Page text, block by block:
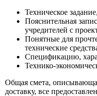
Техническое
Пояснительная
учредителей с
Понятные для
технические
Спецификацию,
Технико-
Общая смета,
доставку, все